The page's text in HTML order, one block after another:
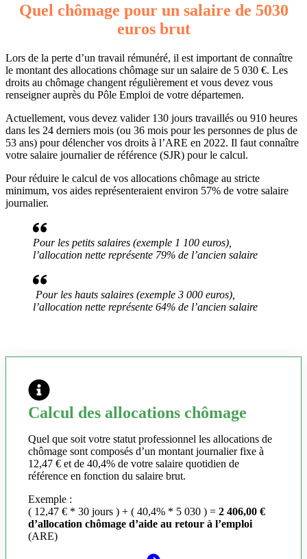
Quel chômage pour un salaire de 5030
euros brut
Lors de la perte d’un travail rémunéré, il est important de connaître
le montant des allocations chômage sur un salaire de 5 030 €. Les
droits au chômage changent régulièrement et vous devez vous
renseigner auprès du Pôle Emploi de votre départemen.
Actuellement, vous devez valider 130 jours travaillés ou 910 heures
dans les 24 derniers mois (ou 36 mois pour les personnes de plus de
53 ans) pour délencher vos droits à l’ARE en 2022. Il faut connaître
votre salaire journalier de référence (SJR) pour le calcul.
Pour réduire le calcul de vos allocations chômage au stricte
minimum, vos aides représenteraient environ 57% de votre salaire
journalier.
Pour les petits salaires (exemple 1 100 euros),
l’allocation nette représente 79% de l’ancien salaire
Pour les hauts salaires (exemple 3 000 euros),
l’allocation nette représente 64% de l’ancien salaire
Calcul des allocations chômage
Quel que soit votre statut professionnel les allocations de
chômage sont composés d’un montant journalier fixe à
12,47 € et de 40,4% de votre salaire quotidien de
référence en fonction du salaire brut.
Exemple :
( 12,47 € * 30 jours ) + ( 40,4% * 5 030 ) = 2 406,00 €
d’allocation chômage d’aide au retour à l’emploi
(ARE)